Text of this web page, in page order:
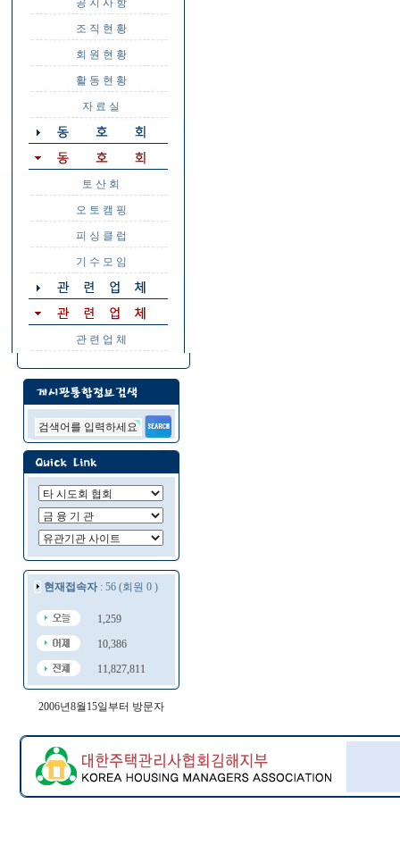
공 지 사 항
조 직 현 황
회 원 현 황
활 동 현 황
자 료 실
토 산 회
오 토 캠 핑
피 싱 클 럽
기 수 모 임
관 련 업 체
현재접속자: 56 (회원 0 )
1,259
10,386
11,827,811
2006년8월15일부터 방문자